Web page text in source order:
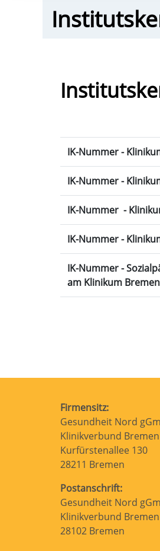
IK-Nummer -
IK-Nummer -
IK-Nummer -
IK-Nummer -
IK-Nummer -
am Klinikum
Firmensitz:
Gesundheit Nord
Klinikverbund Bremen
Kurfürstenallee 130
28211 Bremen
Postanschrift:
Gesundheit Nord
Klinikverbund Bremen
28102 Bremen